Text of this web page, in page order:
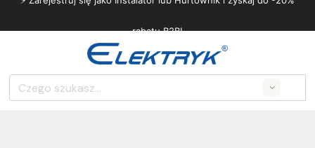
rabatu B2B!